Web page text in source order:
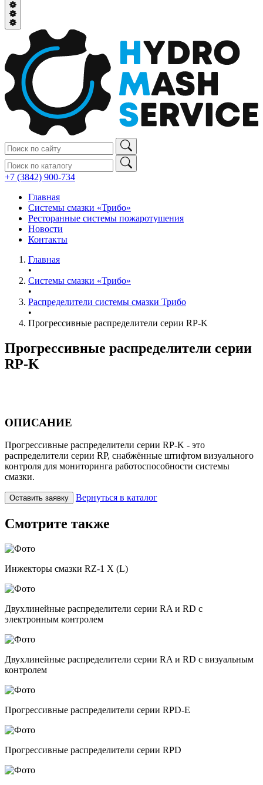
+7 (3842) 900‑734
Главная
Системы смазки «Трибо»
Ресторанные системы пожаротушения
Новости
Контакты
Главная
•
Системы смазки «Трибо»
•
Распределители системы смазки Трибо
•
Прогрессивные распределители серии RP-K
Прогрессивные распределители серии
RP-K
ОПИСАНИЕ
Прогрессивные распределители серии RP-K - это
распределители серии RP, снабжённые штифтом визуального
контроля для мониторинга работоспособности системы
смазки.
Оставить заявку Вернуться в каталог
Смотрите также
Инжекторы смазки RZ-1 X (L)
Двухлинейные распределители серии RA и RD с
электронным контролем
Двухлинейные распределители серии RA и RD с визуальным
контролем
Прогрессивные распределители серии RPD-E
Прогрессивные распределители серии RPD